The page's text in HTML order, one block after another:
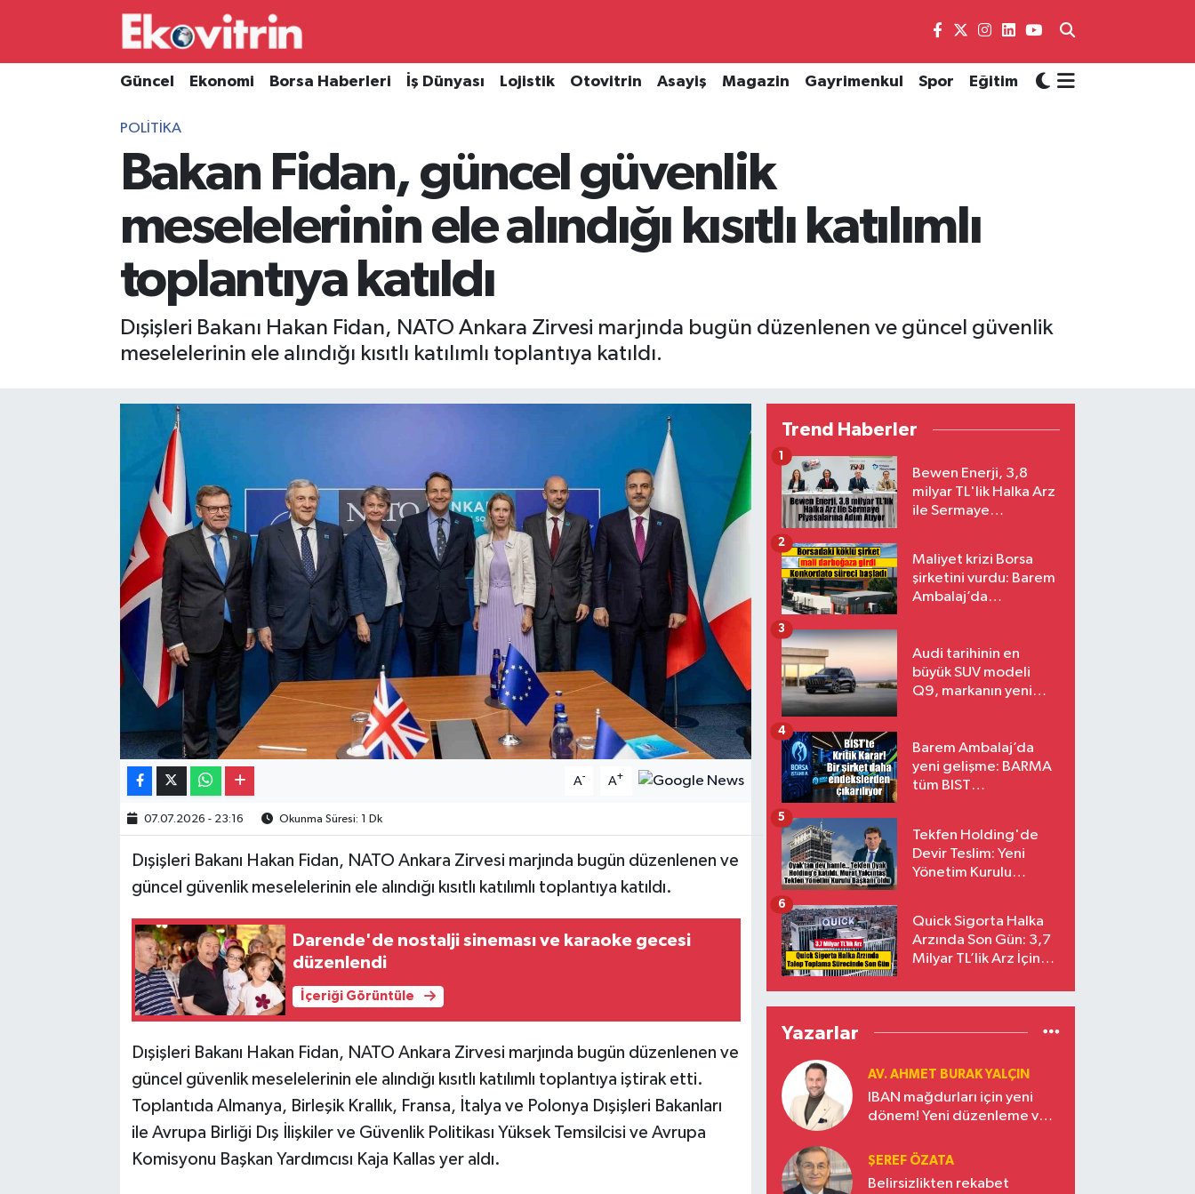
Güncel Ekonomi Borsa Haberleri İş Dünyası Lojistik Otovitrin Asayiş Magazin Gayrimenkul Spor Eğitim
POLITIKA
Bakan Fidan, güncel güvenlik
meselelerinin ele alındığı kısıtlı katılımlı
toplantıya katıldı
Dışişleri Bakanı Hakan Fidan, NATO Ankara Zirvesi marjında bugün düzenlenen ve güncel güvenlik
meselelerinin ele alındığı kısıtlı katılımlı toplantıya katıldı.
A- A+
07.07.2026 - 23:16 Okunma Süresi: 1 Dk
Dışişleri Bakanı Hakan Fidan, NATO Ankara Zirvesi marjında bugün düzenlenen ve
güncel güvenlik meselelerinin ele alındığı kısıtlı katılımlı toplantıya katıldı.
Darende'de nostalji sineması ve karaoke gecesi
düzenlendi
İçeriği Görüntüle
Dışişleri Bakanı Hakan Fidan, NATO Ankara Zirvesi marjında bugün düzenlenen ve
güncel güvenlik meselelerinin ele alındığı kısıtlı katılımlı toplantıya iştirak etti.
Toplantıda Almanya, Birleşik Krallık, Fransa, İtalya ve Polonya Dışişleri Bakanları
ile Avrupa Birliği Dış İlişkiler ve Güvenlik Politikası Yüksek Temsilcisi ve Avrupa
Komisyonu Başkan Yardımcısı Kaja Kallas yer aldı.
Trend Haberler
Bewen Enerji, 3,8
milyar TL'lik Halka Arz
ile Sermaye
1
Maliyet krizi Borsa
şirketini vurdu: Barem
Ambalaj’da
2
Audi tarihinin en
büyük SUV modeli
Q9, markanın yeni
3
Barem Ambalaj’da
yeni gelişme: BARMA
tüm BIST
4
Tekfen Holding'de
Devir Teslim: Yeni
Yönetim Kurulu
5
Quick Sigorta Halka
Arzında Son Gün: 3,7
Milyar TL’lik Arz İçin
Eriyor
6
Yazarlar
AV. AHMET BURAK YALÇIN
IBAN mağdurları için yeni
dönem! Yeni düzenleme ve
ŞEREF ÖZATA
Belirsizlikten rekabet
Güncel
Borsa Haberleri
Hava Durumu
Süper Lig Puan Durumu ve Fikstür
Son Dakika Haberleri
Haber Arşivi